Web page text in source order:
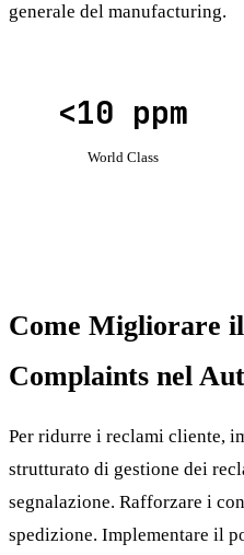
generale del manufacturing.
<10 ppm
World Class
Come Migliorare
Complaints nel
Per ridurre i reclami cliente,
strutturato di gestione dei
segnalazione. Rafforzare i
spedizione. Implementare il